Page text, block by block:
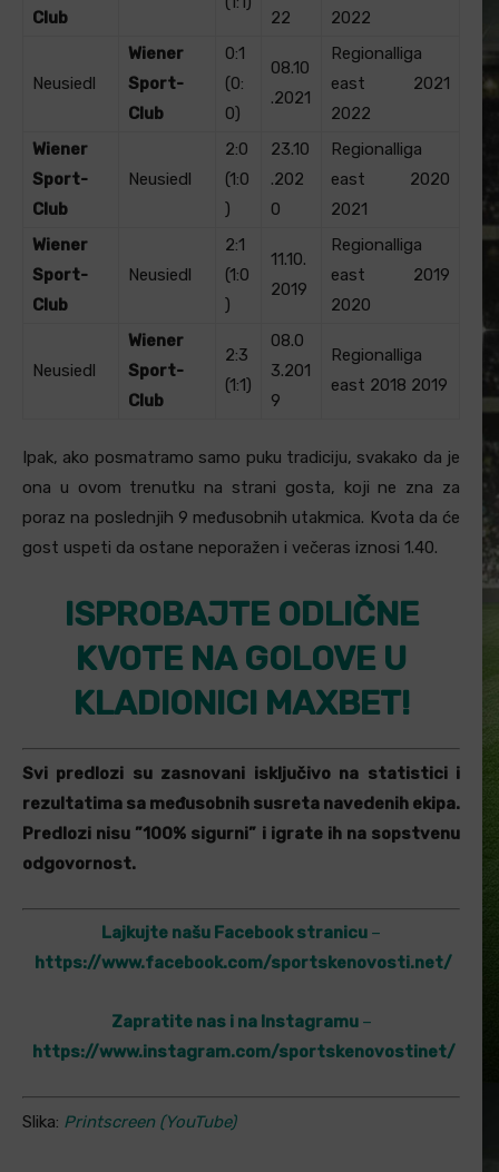
Club
22
2022
Neusiedl
Wiener
Sport-
Club
0:1
(0:
0)
08.10
.2021
Regionalliga
east 2021
2022
Wiener
Sport-
Club
Neusiedl
2:0
(1:0
)
23.10
.202
0
Regionalliga
east 2020
2021
Wiener
Sport-
Club
Neusiedl
2:1
(1:0
)
11.10.
2019
Regionalliga
east 2019
2020
Neusiedl
Wiener
Sport-
Club
2:3
(1:1)
08.0
3.201
9
Regionalliga
east 2018 2019
Ipak, ako posmatramo samo puku tradiciju, svakako da je
ona u ovom trenutku na strani gosta, koji ne zna za
poraz na poslednjih 9 međusobnih utakmica. Kvota da će
gost uspeti da ostane neporažen i večeras iznosi 1.40.
ISPROBAJTE ODLIČNE
KVOTE NA GOLOVE U
KLADIONICI MAXBET!
Svi predlozi su zasnovani isključivo na statistici i
rezultatima sa međusobnih susreta navedenih ekipa.
Predlozi nisu ”100% sigurni” i igrate ih na sopstvenu
odgovornost.
Lajkujte našu Facebook stranicu –
https://www.facebook.com/sportskenovosti.net/
Zapratite nas i na Instagramu –
https://www.instagram.com/sportskenovostinet/
Slika: Printscreen (YouTube)